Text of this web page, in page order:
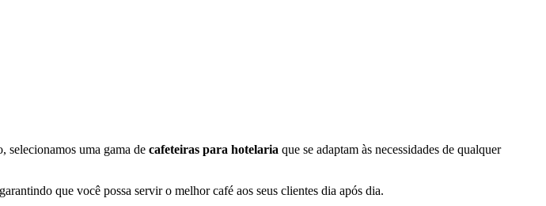
selecionamos uma gama de cafeteiras para hotelaria que se adaptam às necessidades de qualquer
que você possa servir o melhor café aos seus clientes dia após dia.